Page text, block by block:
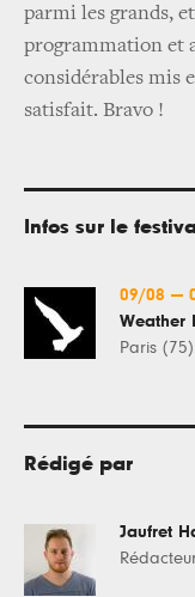
parmi les grands,
programmation et
considérables mis
satisfait. Bravo !
Infos sur le
09/08 —
Weather
Paris (75)
Rédigé par
Jaufret